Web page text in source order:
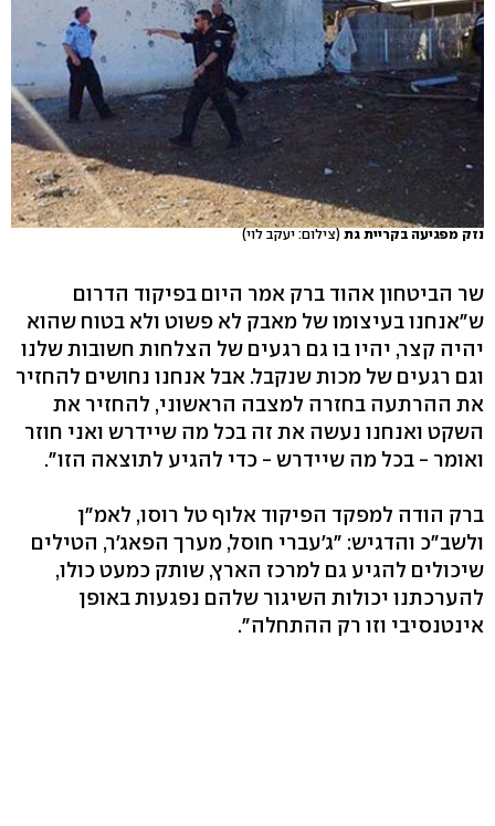
נזק מפגיעה בקריית גת(צילום: יעקב לוי)
שר הביטחון אהוד ברק אמר היום בפיקוד הדרום
ש"אנחנו בעיצומו של מאבק לא פשוט ולא בטוח שהוא
יהיה קצר, יהיו בו גם רגעים של הצלחות חשובות שלנו
וגם רגעים של מכות שנקבל. אבל אנחנו נחושים להחזיר
את ההרתעה בחזרה למצבה הראשוני, להחזיר את
השקט ואנחנו נעשה את זה בכל מה שיידרש ואני חוזר
ואומר - בכל מה שיידרש - כדי להגיע לתוצאה הזו".
ברק הודה למפקד הפיקוד אלוף טל רוסו, לאמ"ן
ולשב"כ והדגיש: "ג'עברי חוסל, מערך הפאג'ר, הטילים
שיכולים להגיע גם למרכז הארץ, שותק כמעט כולו,
להערכתנו יכולות השיגור שלהם נפגעות באופן
אינטנסיבי וזו רק ההתחלה".